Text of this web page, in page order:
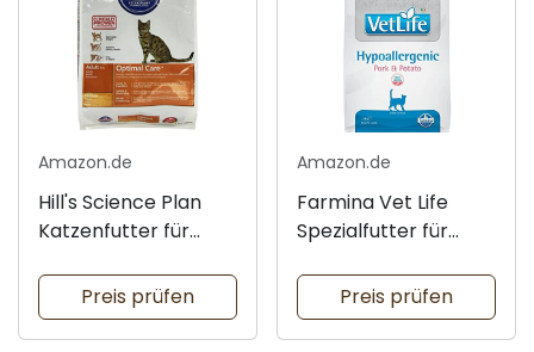
Amazon.de
Hill's Science Plan
Katzenfutter für
Preis prüfen
Amazon.de
Farmina Vet Life
Spezialfutter für
Preis prüfen